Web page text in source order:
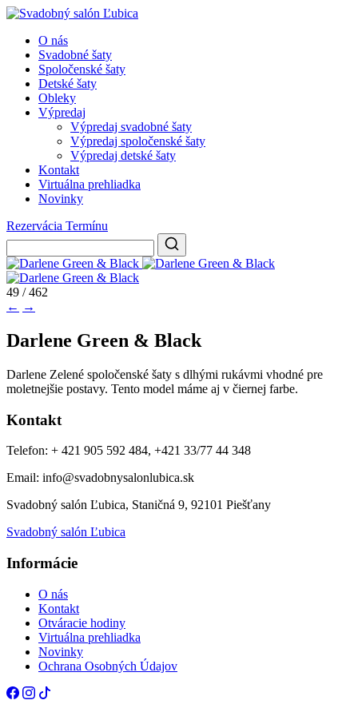
O nás
Svadobné šaty
Spoločenské šaty
Detské šaty
Obleky
Výpredaj
Výpredaj svadobné šaty
Výpredaj spoločenské šaty
Výpredaj detské šaty
Kontakt
Virtuálna prehliadka
Novinky
Rezervácia Termínu
49 / 462
← →
Darlene Green & Black
Darlene Zelené spoločenské šaty s dlhými rukávmi vhodné pre
moletnejšie postavy. Tento model máme aj v čiernej farbe.
Kontakt
Telefon: + 421 905 592 484, +421 33/77 44 348
Email: info@svadobnysalonlubica.sk
Svadobný salón Ľubica, Staničná 9, 92101 Piešťany
Svadobný salón Ľubica
Informácie
O nás
Kontakt
Otváracie hodiny
Virtuálna prehliadka
Novinky
Ochrana Osobných Údajov